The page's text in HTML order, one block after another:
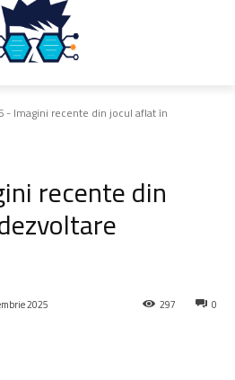
- Imagini recente din jocul aflat în
recente din
2025 0
297